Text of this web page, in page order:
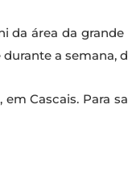
área da
a semana,
Cascais.